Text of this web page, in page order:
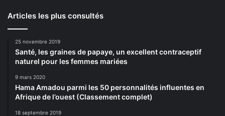
Articles les plus consultés
25 novembre 2019
Santé, les graines de papaye, un excellent contraceptif
naturel pour les femmes mariées
9 mars 2020
Hama Amadou parmi les 50 personnalités influentes en
Afrique de l’ouest (Classement complet)
18 septembre 2019